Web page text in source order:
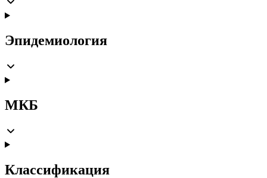
Эпидемиология
МКБ
Классификация